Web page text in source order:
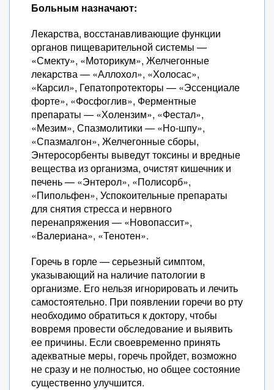
Больным назначают:
Лекарства, восстанавливающие функции
органов пищеварительной системы —
«Смекту», «Моторикум», Желчегонные
лекарства — «Аллохол», «Холосас»,
«Карсил», Гепатопротекторы — «Эссенциале
форте», «Фосфоглив», Ферментные
препараты — «Холензим», «Фестал»,
«Мезим», Спазмолитики — «Но-шпу»,
«Спазмалгон», Желчегонные сборы,
Энтеросорбенты выведут токсины и вредные
вещества из организма, очистят кишечник и
печень — «Энтерол», «Полисорб»,
«Пипольфен», Успокоительные препараты
для снятия стресса и нервного
перенапряжения — «Новопассит»,
«Валериана», «Тенотен».
Горечь в горле — серьезный симптом,
указывающий на наличие патологии в
организме. Его нельзя игнорировать и лечить
самостоятельно. При появлении горечи во рту
необходимо обратиться к доктору, чтобы
вовремя провести обследование и выявить
ее причины. Если своевременно принять
адекватные меры, горечь пройдет, возможно
не сразу и не полностью, но общее состояние
существенно улучшится.